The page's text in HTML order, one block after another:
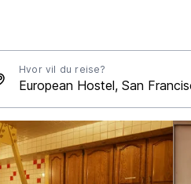
Hvor vil du reise?